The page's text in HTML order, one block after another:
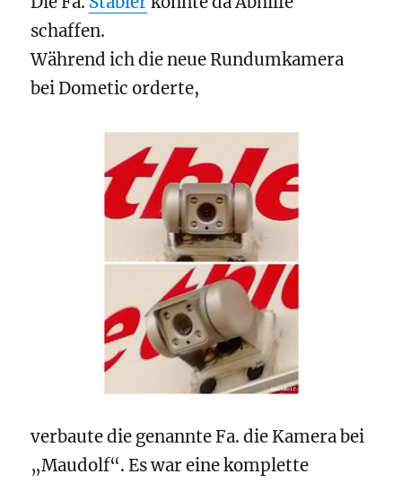
schaffen.
Während ich die neue Rundumkamera
bei Dometic orderte,
verbaute die genannte Fa. die Kamera bei
„Maudolf“. Es war eine komplette